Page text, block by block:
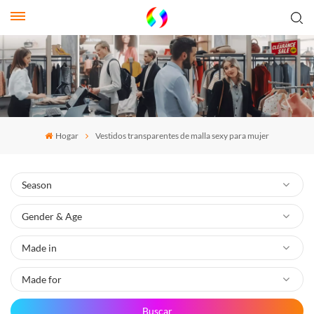
Hogar Vestidos transparentes de malla sexy para mujer
Buscar